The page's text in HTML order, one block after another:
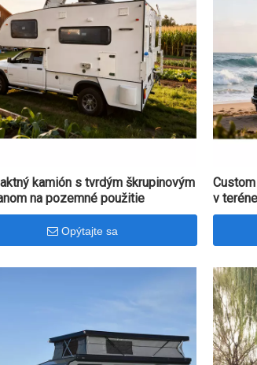
kamión s tvrdým škrupinovým
na pozemné použitie
Opýtajte sa
v teréne